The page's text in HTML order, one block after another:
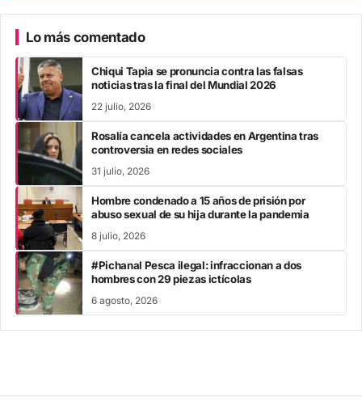
Lo más comentado
Chiqui Tapia se pronuncia contra las falsas
noticias tras la final del Mundial 2026
22 julio, 2026
Rosalía cancela actividades en Argentina tras
controversia en redes sociales
31 julio, 2026
Hombre condenado a 15 años de prisión por
abuso sexual de su hija durante la pandemia
8 julio, 2026
#Pichanal Pesca ilegal: infraccionan a dos
hombres con 29 piezas ictícolas
6 agosto, 2026